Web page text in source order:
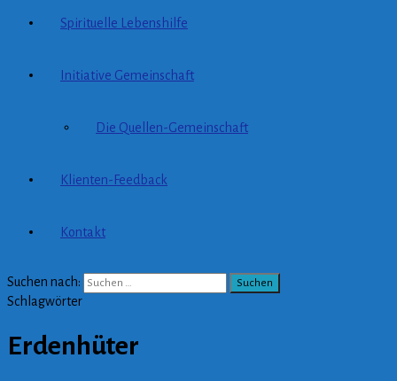
Spirituelle Lebenshilfe
Initiative Gemeinschaft
Die Quellen-Gemeinschaft
Klienten-Feedback
Kontakt
Suchen nach:
Schlagwörter
Erdenhüter